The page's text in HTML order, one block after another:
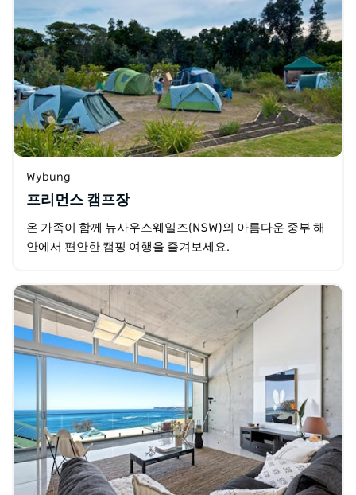
Wybung
프리먼스 캠프장
온 가족이 함께 뉴사우스웨일즈(NSW)의 아름다운 중부 해
안에서 편안한 캠핑 여행을 즐겨보세요.